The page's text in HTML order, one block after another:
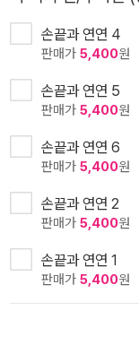
손끝과 연연 4
판매가 5,400원
손끝과 연연 5
판매가 5,400원
손끝과 연연 6
판매가 5,400원
손끝과 연연 2
판매가 5,400원
손끝과 연연 1
판매가 5,400원